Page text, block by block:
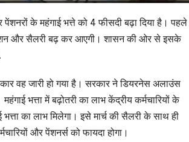
के महंगाई भत्ते को 4 फीसदी बढ़ा दिया है। पहले
और सैलरी बढ़ कर आएगी। शासन की ओर से इसके
वह जारी हो गया है। सरकार ने डियरनेस अलाउंस
भत्ता में बढ़ोतरी का लाभ केंद्रीय कर्मचारियों के
का लाभ मिलेगा। इसे मार्च की सैलरी के साथ ही
और पेंशनर्स को फायदा होगा।